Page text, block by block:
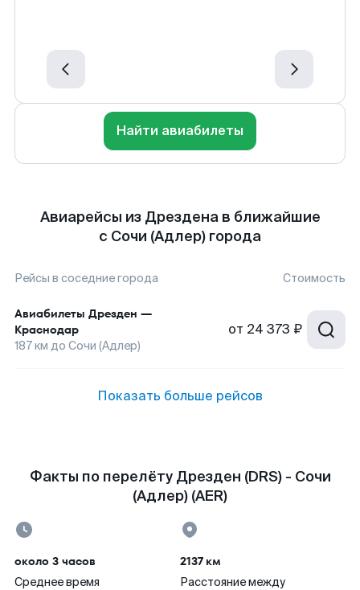
Найти авиабилеты
Авиарейсы из Дрездена в ближайшие
с Сочи (Адлер) города
Рейсы в соседние города Стоимость
Авиабилеты Дрезден —
Краснодар
187км до Сочи (Адлер)
от 24 373 ₽
Показать больше рейсов
Факты по перелёту Дрезден (DRS) - Сочи
(Адлер) (AER)
около 3 часов
Среднее время
2137 км
Расстояние между